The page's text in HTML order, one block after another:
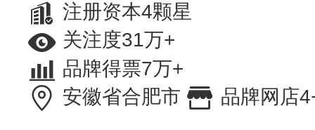
注册资本4颗星
关注度31万+
品牌得票7万+
安徽省合肥市
品牌网店